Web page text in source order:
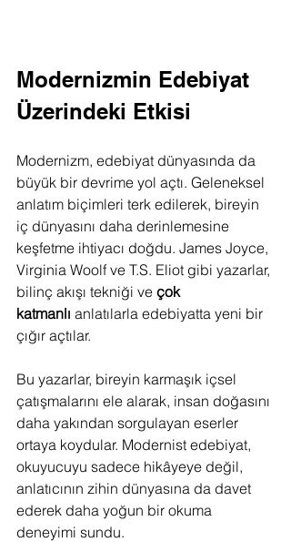
Modernizmin Edebiyat
Üzerindeki Etkisi
Modernizm, edebiyat dünyasında da
büyük bir devrime yol açtı. Geleneksel
anlatım biçimleri terk edilerek, bireyin
iç dünyasını daha derinlemesine
keşfetme ihtiyacı doğdu. James Joyce,
Virginia Woolf ve T.S. Eliot gibi yazarlar,
bilinç akışı tekniği ve çok
katmanlı anlatılarla edebiyatta yeni bir
çığır açtılar.
Bu yazarlar, bireyin karmaşık içsel
çatışmalarını ele alarak, insan doğasını
daha yakından sorgulayan eserler
ortaya koydular. Modernist edebiyat,
okuyucuyu sadece hikâyeye değil,
anlatıcının zihin dünyasına da davet
ederek daha yoğun bir okuma
deneyimi sundu.